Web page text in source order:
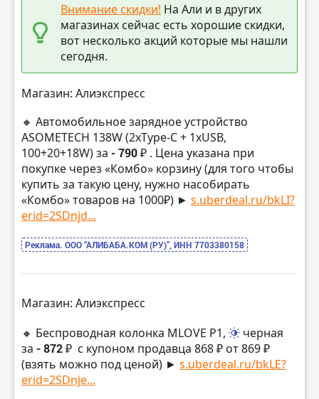
Внимание скидки! На Али и в других
магазинах сейчас есть хорошие скидки,
вот несколько акций которые мы нашли
сегодня.
Магазин: Алиэкспресс
🔸 Автомобильное зарядное устройство
ASOMETECH 138W (2xType-C + 1xUSB,
100+20+18W) за - 790 ₽ . Цена указана при
покупке через «Комбо» корзину (для того чтобы
купить за такую цену, нужно насобирать
«Комбо» товаров на 1000₽) ► s.uberdeal.ru/bkLI?
erid=2SDnjd...
Реклама. ООО “АЛИБАБА.КОМ (РУ)”, ИНН 7703380158
Магазин: Алиэкспресс
🔸 Беспроводная колонка MLOVE P1,
черная
за - 872 ₽ с купоном продавца 868 ₽ от 869 ₽
(взять можно под ценой) ► s.uberdeal.ru/bkLE?
erid=2SDnje...